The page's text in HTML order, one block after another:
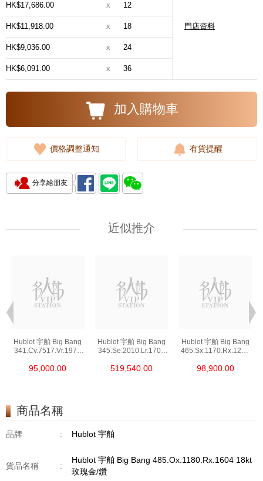
門店資料
HK$17,686.00 x 12
HK$11,918.00 x 18
HK$9,036.00 x 24
HK$6,091.00 x 36
加入購物車
價格調整通知 有貨提醒
分享給朋友
近似推介
Hublot 宇舶 Big Bang
341.Cv.7517.Vr.1975
95,000.00
Hublot 宇舶 Big Bang
345.Se.2010.Lr.1704
519,540.00
Hublot 宇舶 Big Bang
465.Sx.1170.Rx.1204
98,900.00
商品名稱
品牌 : Hublot 宇舶
貨品名稱 :
Hublot 宇舶 Big Bang 485.Ox.1180.Rx.1604 18kt
玫瑰金/鑽